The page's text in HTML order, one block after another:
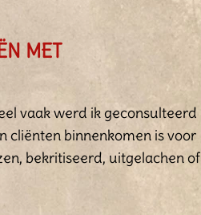
MET
vaak werd ik geconsulteerd
cliënten binnenkomen is voor
bekritiseerd, uitgelachen of